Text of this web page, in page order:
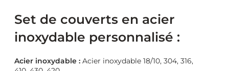
Set de couverts en acier
inoxydable personnalisé :
Acier inoxydable : Acier inoxydable 18/10, 304, 316,